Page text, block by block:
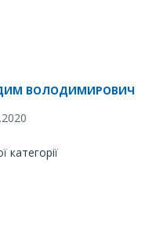
ВОЛОДИМИРОВИЧ
категорії